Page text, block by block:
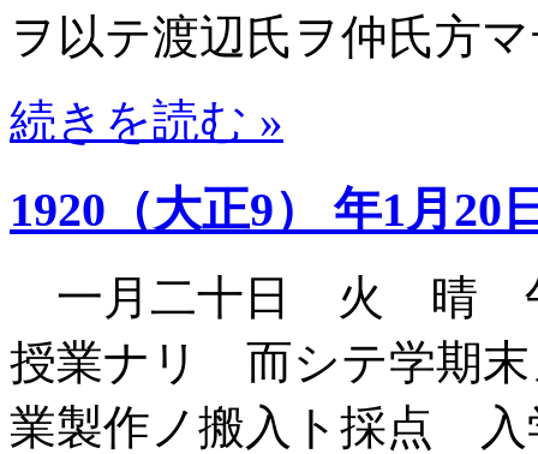
ヲ以テ渡辺氏ヲ仲氏方
続きを読む »
1920（大正9） 年1月20
一月二十日 火 晴
授業ナリ 而シテ学期
業製作ノ搬入ト採点